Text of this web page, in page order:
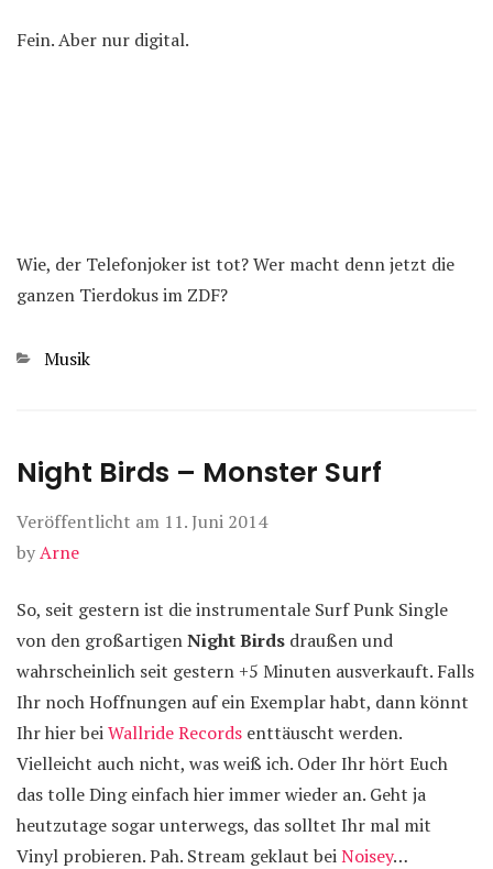
Fein. Aber nur digital.
Wie, der Telefonjoker ist tot? Wer macht denn jetzt die
ganzen Tierdokus im ZDF?
Kategorien
Musik
Night Birds – Monster Surf
Veröffentlicht am 11. Juni 2014
byArne
So, seit gestern ist die instrumentale Surf Punk Single
von den großartigenNight Birds draußen und
wahrscheinlich seit gestern +5 Minuten ausverkauft. Falls
Ihr noch Hoffnungen auf ein Exemplar habt, dann könnt
Ihr hier beiWallride Records enttäuscht werden.
Vielleicht auch nicht, was weiß ich. Oder Ihr hört Euch
das tolle Ding einfach hier immer wieder an. Geht ja
heutzutage sogar unterwegs, das solltet Ihr mal mit
Vinyl probieren. Pah. Stream geklaut beiNoisey…